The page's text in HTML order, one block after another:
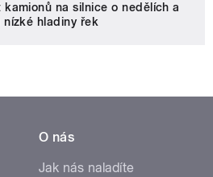
na silnice o nedělích a
hladiny řek
O nás
Jak nás naladíte